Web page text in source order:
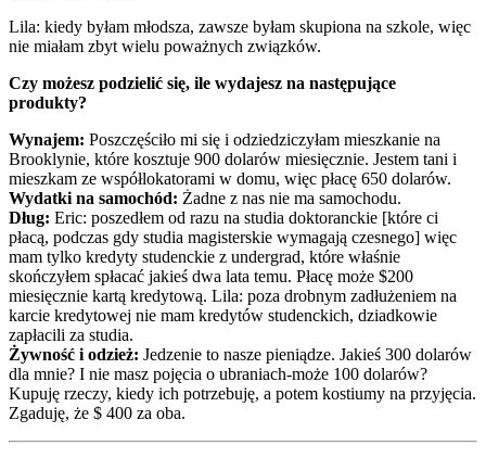
Lila: kiedy byłam młodsza, zawsze byłam skupiona na szkole, więc
nie miałam zbyt wielu poważnych związków.
Czy możesz podzielić się, ile wydajesz na następujące
produkty?
Wynajem: Poszczęściło mi się i odziedziczyłam mieszkanie na
Brooklynie, które kosztuje 900 dolarów miesięcznie. Jestem tani i
mieszkam ze współlokatorami w domu, więc płacę 650 dolarów.
Wydatki na samochód: Żadne z nas nie ma samochodu.
Dług: Eric: poszedłem od razu na studia doktoranckie [które ci
płacą, podczas gdy studia magisterskie wymagają czesnego] więc
mam tylko kredyty studenckie z undergrad, które właśnie
skończyłem spłacać jakieś dwa lata temu. Płacę może $200
miesięcznie kartą kredytową. Lila: poza drobnym zadłużeniem na
karcie kredytowej nie mam kredytów studenckich, dziadkowie
zapłacili za studia.
Żywność i odzież: Jedzenie to nasze pieniądze. Jakieś 300 dolarów
dla mnie? I nie masz pojęcia o ubraniach-może 100 dolarów?
Kupuję rzeczy, kiedy ich potrzebuję, a potem kostiumy na przyjęcia.
Zgaduję, że $ 400 za oba.